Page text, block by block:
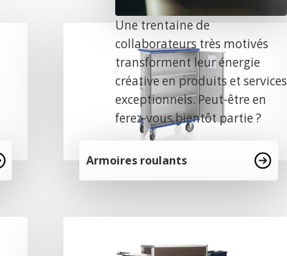
Une trentaine de
collaborateurs très motivés
transforment leur énergie
créative en produits et services
exceptionnels. Peut-être en
ferez-vous bientôt partie ?
Armoires roulants